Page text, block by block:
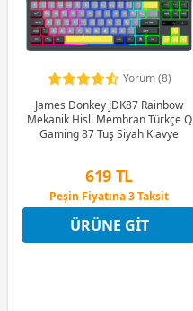
Yorum (8)
James Donkey JDK87 Rainbow
Mekanik Hisli Membran Türkçe Q
Gaming 87 Tuş Siyah Klavye
619 TL
Peşin Fiyatına 3 Taksit
12 Ay x 73 TL taksitle
Peşin Fiyatına 3 Taksit
ÜRÜNE GIT